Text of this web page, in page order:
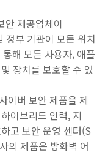
안 제공업체이
정부 기관이 모든 위치
해 모든 사용자, 애플
장치를 보호할 수 있
이버 보안 제품을 제
이브리드 인력, 지
고 보안 운영 센터(S
의 제품은 방화벽 어